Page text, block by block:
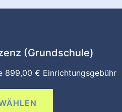
(Grundschule)
899,00 € Einrichtungsgebühr